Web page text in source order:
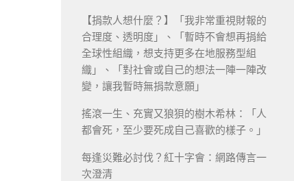
【捐款人想什麼？】「我非常重視財報的
合理度、透明度」、「暫時不會想再捐給
全球性組織，想支持更多在地服務型組
織」、「對社會或自己的想法一陣一陣改
變，讓我暫時無捐款意願」
搖滾一生、充實又狼狽的樹木希林：「人
都會死，至少要死成自己喜歡的樣子。」
每逢災難必討伐？紅十字會：網路傳言一
次澄清